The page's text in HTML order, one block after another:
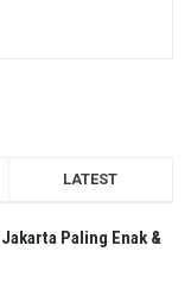
LATEST
Paling Enak &